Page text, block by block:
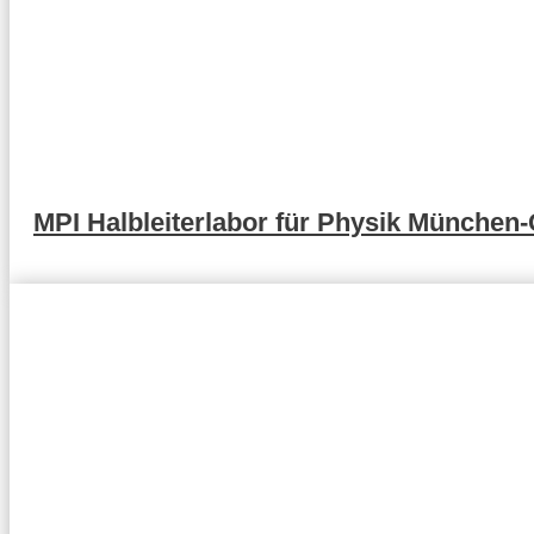
MPI Halbleiterlabor für Physik